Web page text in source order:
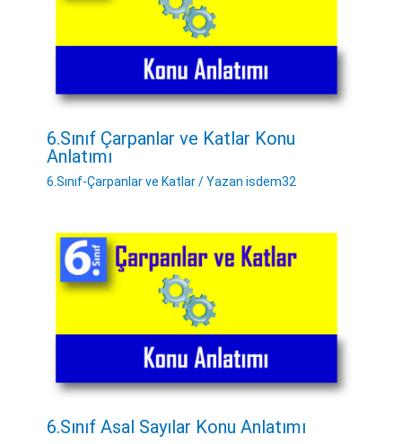
6.Sınıf Çarpanlar ve Katlar Konu
Anlatımı
6.Sınıf-Çarpanlar ve Katlar/ Yazan isdem32
6.Sınıf Asal Sayılar Konu Anlatımı